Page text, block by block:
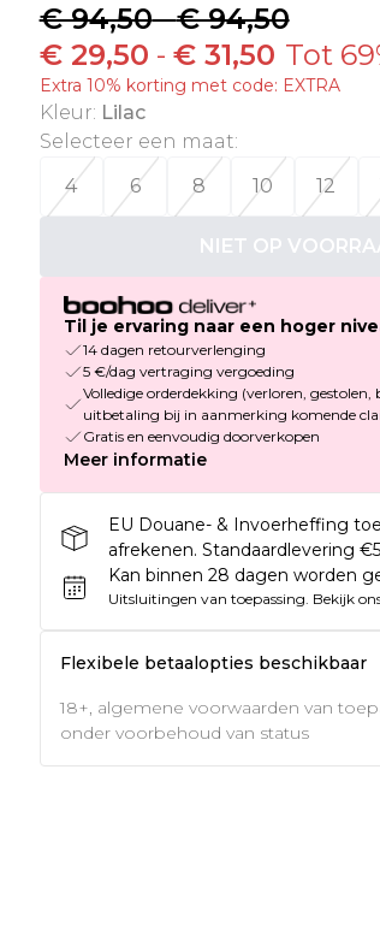
€ 94,50-€ 94,50
€ 29,50 - € 31,50 Tot
Extra 10% korting met code: EXTRA
Kleur: Lilac
Selecteer een maat:
4
6 8 10 12
NIET OP
Til je ervaring naar een hoger
14 dagen retourverlenging
5 €/dag vertraging vergoeding
Volledige orderdekking (verloren, gestolen,
uitbetaling bij in aanmerking komende
Gratis en eenvoudig doorverkopen
Meer informatie
EU Douane- & Invoerheffing
afrekenen. Standaardlevering
Kan binnen 28 dagen worden
Uitsluitingen van toepassing. Bekijk
Flexibele betaalopties beschikbaar
18+, algemene voorwaarden van
onder voorbehoud van status